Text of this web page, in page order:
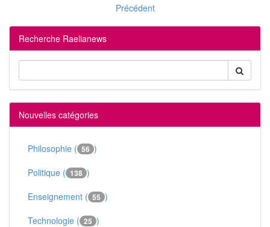
Précédent
Recherche Raelianews
Nouvelles catégories
Philosophie ( 56 )
Politique ( 138 )
Enseignement ( 55 )
Technologie ( 25 )